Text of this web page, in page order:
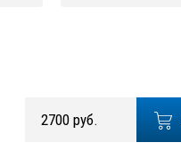
2700 руб.